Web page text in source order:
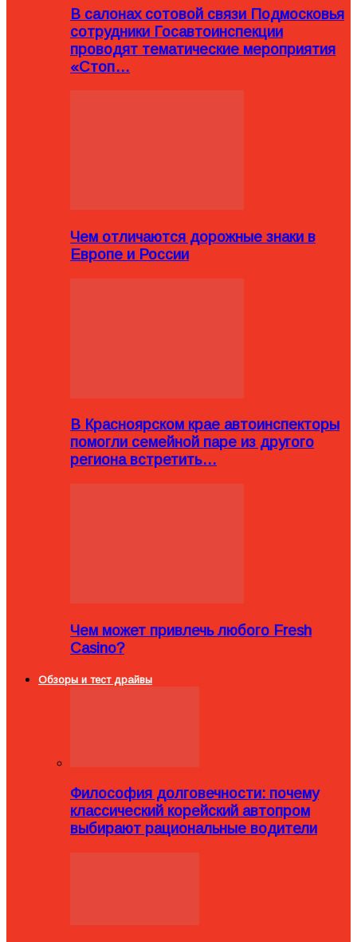
В салонах сотовой связи Подмосковья
сотрудники Госавтоинспекции
проводят тематические мероприятия
«Стоп…
Чем отличаются дорожные знаки в
Европе и России
В Красноярском крае автоинспекторы
помогли семейной паре из другого
региона встретить…
Чем может привлечь любого Fresh
Casino?
Обзоры и тест драйвы
Философия долговечности: почему
классический корейский автопром
выбирают рациональные водители